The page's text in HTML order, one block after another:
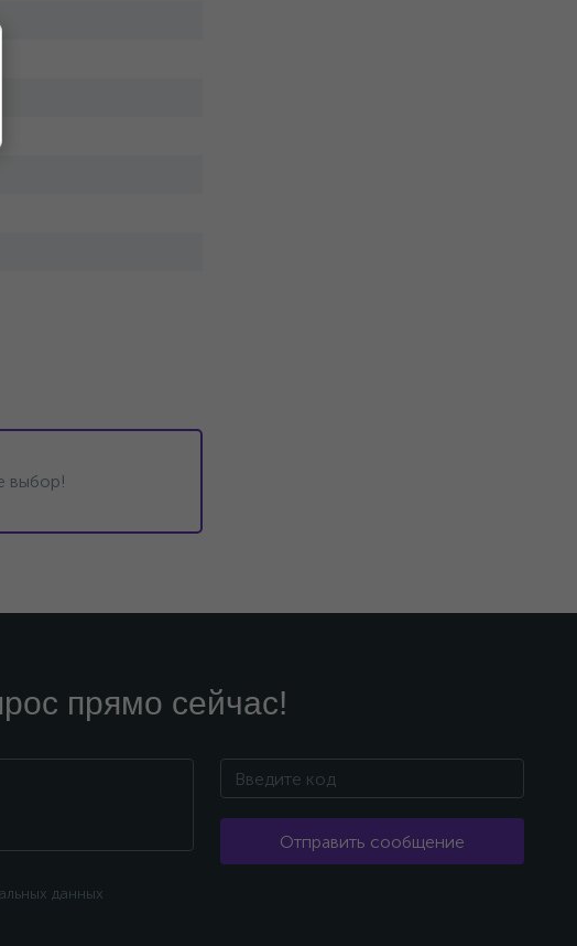
выбор!
прямо сейчас!
Отправить сообщение
данных